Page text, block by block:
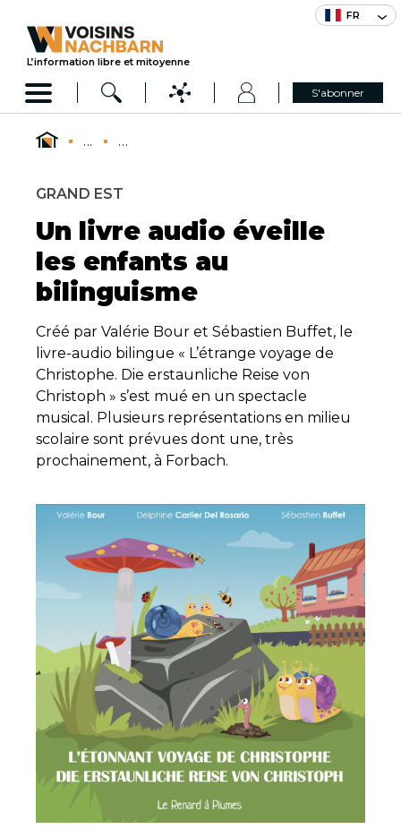
FR
L’information libre et mitoyenne
S'abonner
... ...
GRAND EST
Un livre audio éveille
les enfants au
bilinguisme
Créé par Valérie Bour et Sébastien Buffet, le
livre-audio bilingue « L’étrange voyage de
Christophe. Die erstaunliche Reise von
Christoph » s’est mué en un spectacle
musical. Plusieurs représentations en milieu
scolaire sont prévues dont une, très
prochainement, à Forbach.